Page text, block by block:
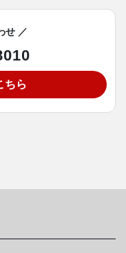
せ ／
ちら